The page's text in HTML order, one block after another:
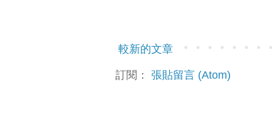
較新的文章
訂閱： 張貼留言 (Atom)